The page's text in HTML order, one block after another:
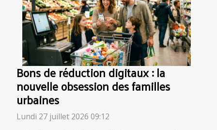
Bons de réduction digitaux : la
nouvelle obsession des familles
urbaines
Lundi 27 juillet 2026 09:12